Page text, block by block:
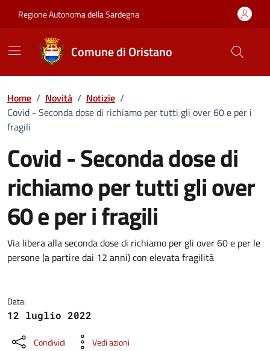
Regione Autonoma della Sardegna
Comune di Oristano
Home / Novità / Notizie /
Covid - Seconda dose di richiamo per tutti gli over 60 e per i
fragili
Covid - Seconda dose di
richiamo per tutti gli over
60 e per i fragili
Dettagli della notizia
Via libera alla seconda dose di richiamo per gli over 60 e per le
persone (a partire dai 12 anni) con elevata fragilità
Data:
12 luglio 2022
Condividi Vedi azioni